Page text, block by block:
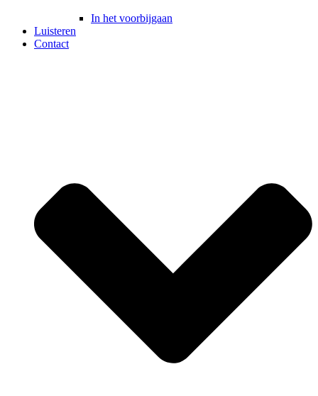
In het voorbijgaan
Luisteren
Contact